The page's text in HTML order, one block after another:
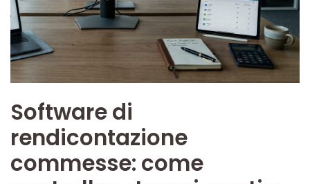
Software di
rendicontazione
commesse: come